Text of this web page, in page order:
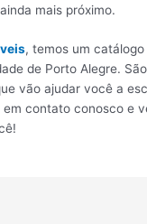
mais próximo.
, temos um
de Porto Alegre.
vão ajudar você a
contato conosco e